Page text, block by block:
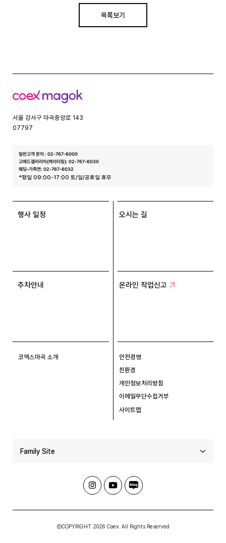
목록보기
코
스
서울 강서구 마곡중앙로 143
07797
일반고객 문의 : 02-767-6000
고메드갤러리아(케이터링): 02-767-6030
웨딩•가족연: 02-767-6032
*평일 09:00-17:00 토/일/공휴일 휴무
행사 일정 오시는 길
주차안내 온라인 작업신고
코엑스마곡 소개
안전경영
친환경
개인정보처리방침
이메일무단수집거부
사이트맵
Family Site
ⒸCOPYRIGHT 2026 Coex. All Rights Reserved